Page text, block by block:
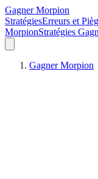
Gagner Morpion
StratégiesErreurs et
MorpionStratégies
Gagner Morpion